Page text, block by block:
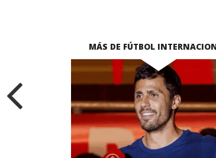
MÁS DE FÚTBOL
LEER MÁS